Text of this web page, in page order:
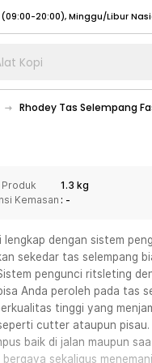
(07:00 - 20:00), Sabtu -
- 20:00), Sabtu - Minggu/
- 20:00), Sabtu - Minggu/
(09:00-20:00), Minggu/Libur
(09:00-20:00), Minggu/Libur
(07:00 - 20:00), Sabtu -
- 20:00), Sabtu - Minggu/
- 20:00), Sabtu - Minggu/
Kopi
Rhodey Tas Selempang
1.3 kg
Kemasan : -
dengan sistem
sekedar tas selempang
pengunci ritsleting
Anda peroleh pada tas
tinggi yang
cutter ataupun
baik di jalan maupun
sekaligus